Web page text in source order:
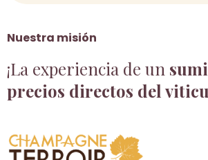
Nuestra misión
¡La experiencia de un
precios directos del